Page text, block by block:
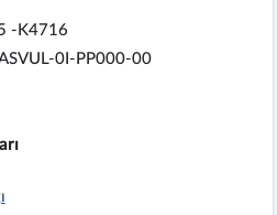
-K4716
0I-PP000-00